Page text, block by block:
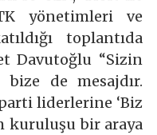
yönetimleri ve
toplantıda
Davutoğlu “Sizin
de mesajdır.
liderlerine ‘Biz
kuruluşu bir araya